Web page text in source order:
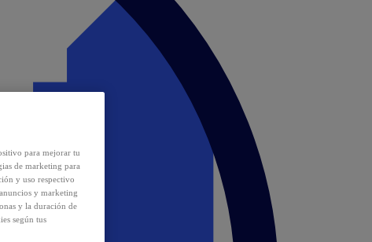
para mejorar tu
de marketing para
y uso respectivo
y marketing
y la duración de
según tus